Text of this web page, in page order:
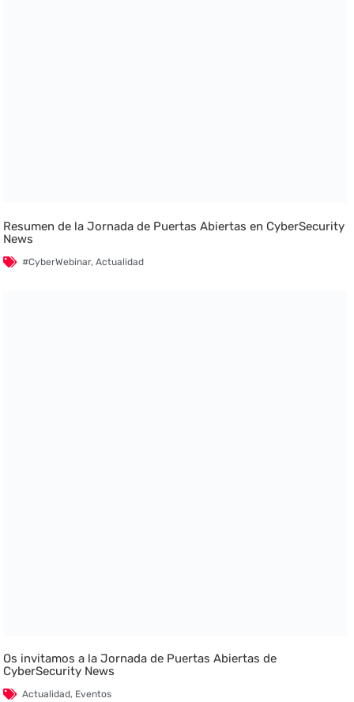
Resumen de la Jornada de Puertas Abiertas en CyberSecurity
News
#CyberWebinar,Actualidad
Os invitamos a la Jornada de Puertas Abiertas de
CyberSecurity News
Actualidad, Eventos